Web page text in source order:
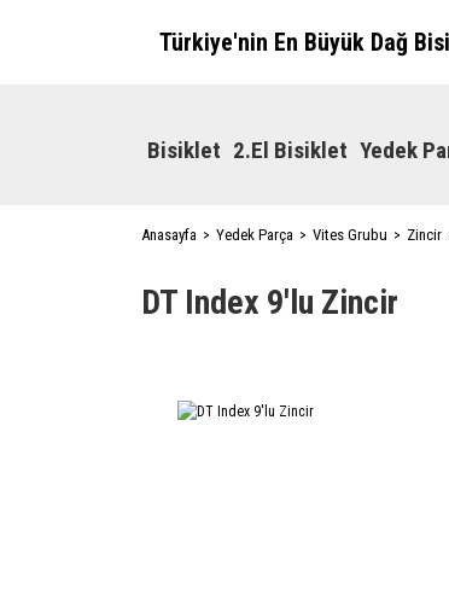
Türkiye'nin En Büyük Dağ
Bisiklet 2.El Bisiklet Yedek
Anasayfa Yedek Parça Vites Grubu Zincir
DT Index 9'lu Zincir